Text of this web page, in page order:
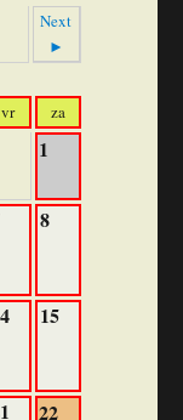
Next
►
vr za
1
8
15
22